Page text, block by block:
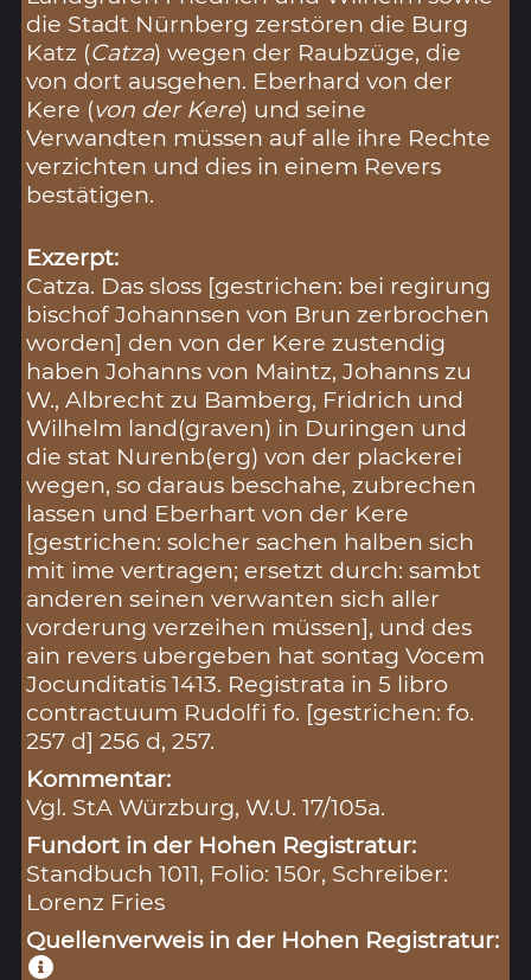
die Stadt Nürnberg zerstören die Burg
Katz (Catza) wegen der Raubzüge, die
von dort ausgehen. Eberhard von der
Kere (von der Kere) und seine
Verwandten müssen auf alle ihre Rechte
verzichten und dies in einem Revers
bestätigen.
Exzerpt:
Catza. Das sloss [gestrichen: bei regirung
bischof Johannsen von Brun zerbrochen
worden] den von der Kere zustendig
haben Johanns von Maintz, Johanns zu
W., Albrecht zu Bamberg, Fridrich und
Wilhelm land(graven) in Duringen und
die stat Nurenb(erg) von der plackerei
wegen, so daraus beschahe, zubrechen
lassen und Eberhart von der Kere
[gestrichen: solcher sachen halben sich
mit ime vertragen; ersetzt durch: sambt
anderen seinen verwanten sich aller
vorderung verzeihen müssen], und des
ain revers ubergeben hat sontag Vocem
Jocunditatis 1413. Registrata in 5 libro
contractuum Rudolfi fo. [gestrichen: fo.
257 d] 256 d, 257.
Kommentar:
Vgl. StA Würzburg, W.U. 17/105a.
Fundort in der Hohen Registratur:
Standbuch 1011, Folio: 150r, Schreiber:
Lorenz Fries
Quellenverweis in der Hohen Registratur: